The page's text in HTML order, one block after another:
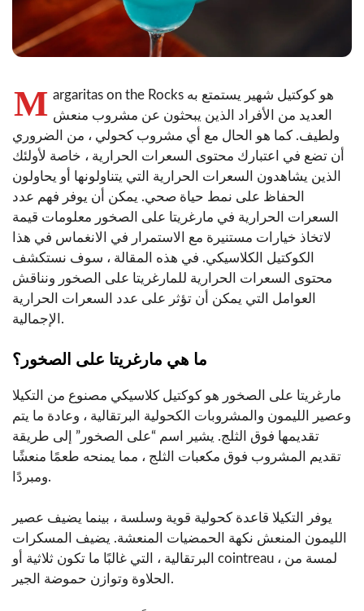
M argaritas on the Rocks هو كوكتيل شهير يستمتع به
العديد من الأفراد الذين يبحثون عن مشروب منعش
ولطيف. كما هو الحال مع أي مشروب كحولي ، من الضروري
أن تضع في اعتبارك محتوى السعرات الحرارية ، خاصة لأولئك
الذين يشاهدون السعرات الحرارية التي يتناولونها أو يحاولون
الحفاظ على نمط حياة صحي. يمكن أن يوفر فهم عدد
السعرات الحرارية في مارغريتا على الصخور معلومات قيمة
لاتخاذ خيارات مستنيرة مع الاستمرار في الانغماس في هذا
الكوكتيل الكلاسيكي. في هذه المقالة ، سوف نستكشف
محتوى السعرات الحرارية للمارغريتا على الصخور ونناقش
العوامل التي يمكن أن تؤثر على عدد السعرات الحرارية
الإجمالية.
ما هي مارغريتا على الصخور؟
مارغريتا على الصخور هو كوكتيل كلاسيكي مصنوع من التكيلا
وعصير الليمون والمشروبات الكحولية البرتقالية ، وعادة ما يتم
تقديمها فوق الثلج. يشير اسم “على الصخور” إلى طريقة
تقديم المشروب فوق مكعبات الثلج ، مما يمنحه طعمًا منعشًا
ومبردًا.
يوفر التكيلا قاعدة كحولية قوية وسلسة ، بينما يضيف عصير
الليمون المنعش نكهة الحمضيات المنعشة. يضيف المسكرات
البرتقالية ، التي غالبًا ما تكون ثلاثية أو cointreau ، لمسة من
الحلاوة وتوازن حموضة الجير.